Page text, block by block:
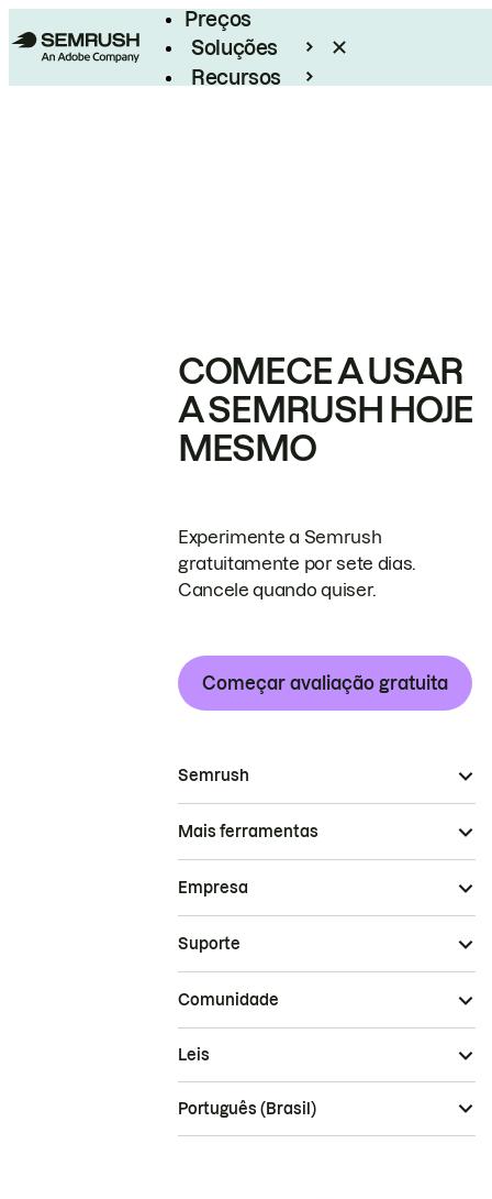
Preços
Soluções
Recursos
COMECE A USAR
A SEMRUSH HOJE
MESMO
Experimente a Semrush
gratuitamente por sete dias.
Cancele quando quiser.
Começar avaliação gratuita
Semrush
Mais ferramentas
Empresa
Suporte
Comunidade
Leis
Português (Brasil)